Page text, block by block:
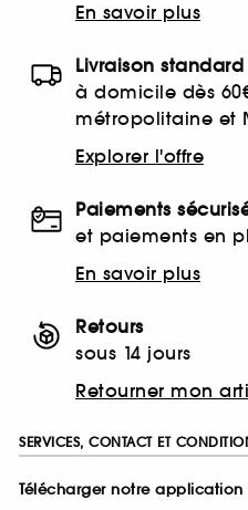
En savoir plus
Livraison
à domicile dès
métropolitaine et
Explorer l'offre
Paiements
et paiements en
En savoir plus
Retours
sous 14 jours
Retourner mon
SERVICES, CONTACT ET
Télécharger notre application